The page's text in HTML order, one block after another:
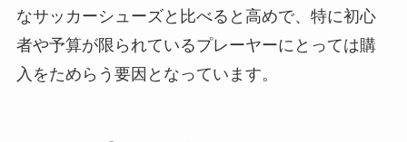
なサッカーシューズと比べると高めで、特に初心
者や予算が限られているプレーヤーにとっては購
入をためらう要因となっています。